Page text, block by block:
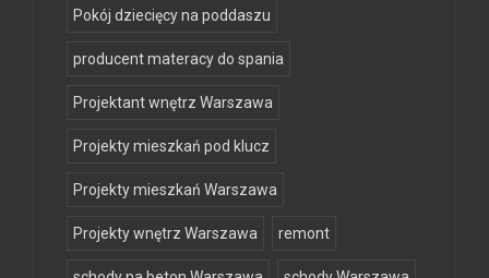
Pokój dziecięcy na poddaszu
producent materacy do spania
Projektant wnętrz Warszawa
Projekty mieszkań pod klucz
Projekty mieszkań Warszawa
Projekty wnętrz Warszawa remont